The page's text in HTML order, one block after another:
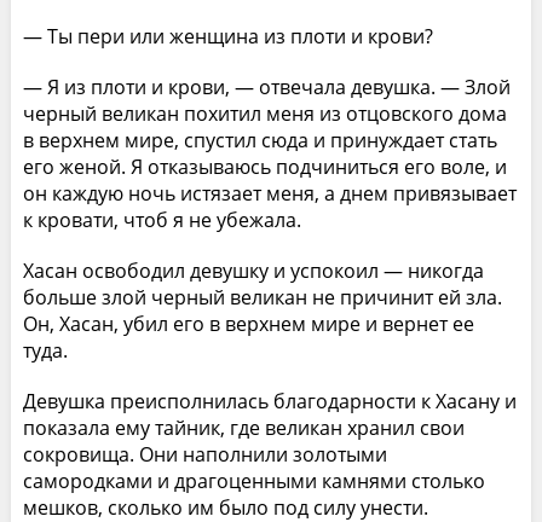
— Ты пери или женщина из плоти и крови?
— Я из плоти и крови, — отвечала девушка. — Злой
черный великан похитил меня из отцовского дома
в верхнем мире, спустил сюда и принуждает стать
его женой. Я отказываюсь подчиниться его воле, и
он каждую ночь истязает меня, а днем привязывает
к кровати, чтоб я не убежала.
Хасан освободил девушку и успокоил — никогда
больше злой черный великан не причинит ей зла.
Он, Хасан, убил его в верхнем мире и вернет ее
туда.
Девушка преисполнилась благодарности к Хасану и
показала ему тайник, где великан хранил свои
сокровища. Они наполнили золотыми
самородками и драгоценными камнями столько
мешков, сколько им было под силу унести.